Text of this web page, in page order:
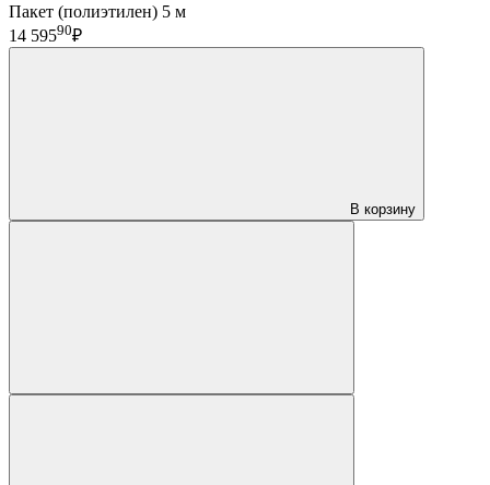
Пакет (полиэтилен) 5 м
14 59590₽
В корзину